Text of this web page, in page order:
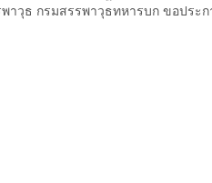
าวุธ กรมสรรพาวุธทหารบก ขอปร